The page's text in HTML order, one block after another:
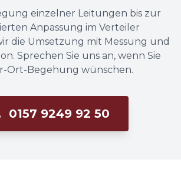
einzelner Leitungen bis zur
Anpassung im Verteiler
die Umsetzung mit Messung und
Sprechen Sie uns an, wenn Sie
Ort-Begehung wünschen.
0157 9249 92 50